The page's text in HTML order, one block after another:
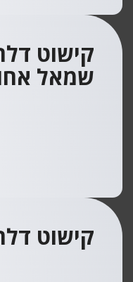
קישוט
שמאל
קישוט